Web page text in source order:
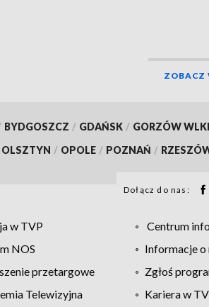
ZOBACZ
BYDGOSZCZ / GDAŃSK / GORZÓW
OLSZTYN / OPOLE / POZNAŃ /
Dołącz do nas:
w TVP Centrum
NOS Informacje o
przetargowe Zgłoś
Telewizyjna Kariera w